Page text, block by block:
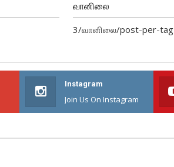
வானிலை
3/வானிலை/post-per-tag
Instagram
Join Us On Instagram